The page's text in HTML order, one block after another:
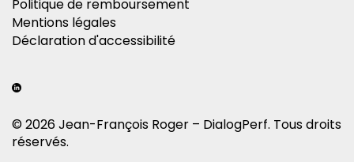
Politique de remboursement
Mentions légales
Déclaration d'accessibilité
© 2026 Jean-François Roger – DialogPerf. Tous droits
réservés.